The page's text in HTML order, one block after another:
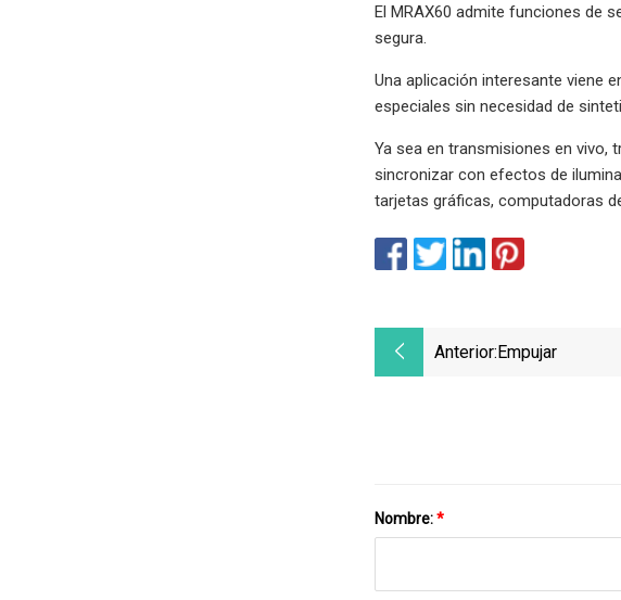
El MRAX60 admite funciones de
segura.
Una aplicación interesante viene
especiales sin necesidad de
Ya sea en transmisiones en vivo,
sincronizar con efectos de
tarjetas gráficas, computadoras
Anterior:Empujar
Nombre:*